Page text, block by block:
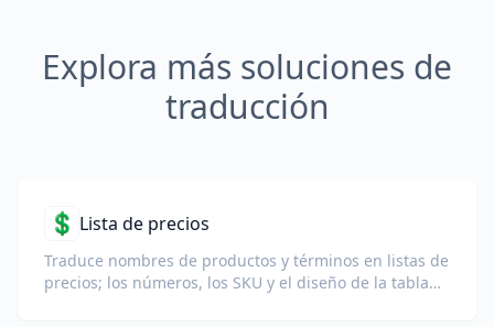
Explora más soluciones de
traducción
💲 Lista de precios
Traduce nombres de productos y términos en listas de
precios; los números, los SKU y el diseño de la tabla